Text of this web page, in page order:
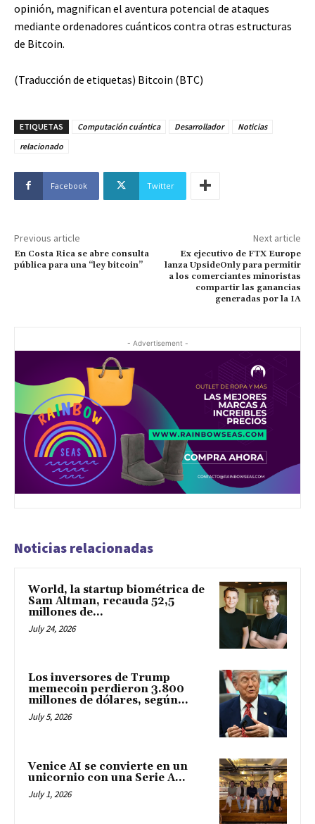
opinión, magnifican el aventura potencial de ataques
mediante ordenadores cuánticos contra otras estructuras
de Bitcoin.
(Traducción de etiquetas) Bitcoin (BTC)
ETIQUETAS Computación cuántica Desarrollador
Noticias
relacionado
Facebook Twitter
Previous article
En Costa Rica se abre consulta
pública para una “ley bitcoin”
Next article
Ex ejecutivo de FTX Europe
lanza UpsideOnly para permitir
a los comerciantes minoristas
compartir las ganancias
generadas por la IA
- Advertisement -
Noticias relacionadas
World, la startup biométrica de
Sam Altman, recauda 52,5
millones de...
July 24, 2026
Los inversores de Trump
memecoin perdieron 3.800
millones de dólares, según...
July 5, 2026
Venice AI se convierte en un
unicornio con una Serie A...
July 1, 2026